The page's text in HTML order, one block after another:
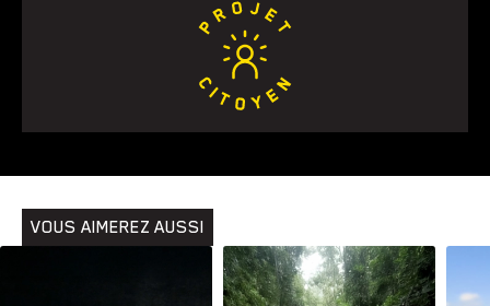
Histoires Pêche
VOUS AIMEREZ AUSSI